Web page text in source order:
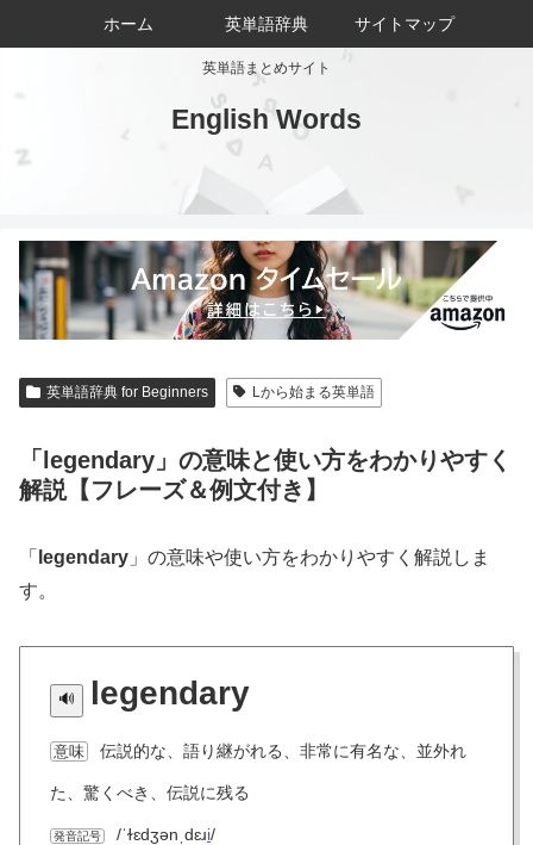
英単語まとめサイト
English Words
ホーム 英単語辞典 サイトマップ
英単語辞典 for Beginners Lから始まる英単語
「legendary」の意味と使い方をわかりやすく
解説【フレーズ＆例文付き】
「 legendary 」の意味や使い方をわかりやすく解説しま
す。
legendary
意味 伝説的な、語り継がれる、非常に有名な、並外れ
た、驚くべき、伝説に残る
発音記号 /ˈɫɛdʒənˌdɛɹi/